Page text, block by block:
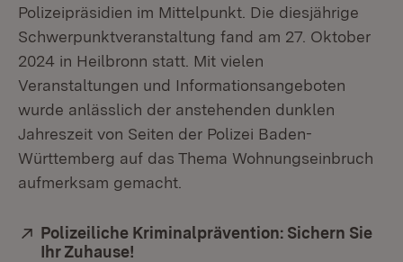
Polizeipräsidien im Mittelpunkt. Die diesjährige
Schwerpunktveranstaltung fand am 27. Oktober
2024 in Heilbronn statt. Mit vielen
Veranstaltungen und Informationsangeboten
wurde anlässlich der anstehenden dunklen
Jahreszeit von Seiten der Polizei Baden-
Württemberg auf das Thema Wohnungseinbruch
aufmerksam gemacht.
Extern:
Polizeiliche Kriminalprävention: Sichern Sie
Ihr Zuhause!